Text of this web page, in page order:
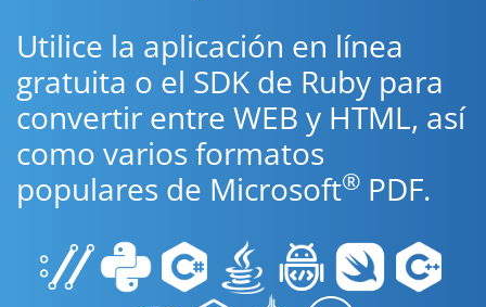
Utilice la aplicación en línea
gratuita o el SDK de Ruby para
convertir entre WEB y HTML, así
como varios formatos
populares de Microsoft® PDF.